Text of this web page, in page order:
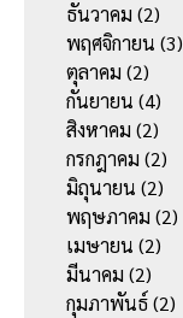
ธันวาคม (2)
พฤศจิกายน (3)
ตุลาคม (2)
กันยายน (4)
สิงหาคม (2)
กรกฎาคม (2)
มิถุนายน (2)
พฤษภาคม (2)
เมษายน (2)
มีนาคม (2)
กุมภาพันธ์(2)